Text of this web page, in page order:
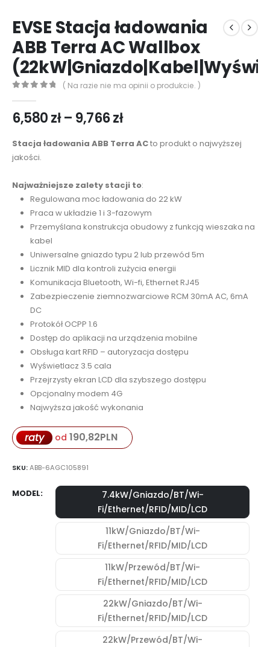
EVSE Stacja ładowania
ABB Terra AC Wallbox
( Na razie nie ma opinii o produkcie. )
6,580zł – 9,766złZakres
od
9,766 zł
Stacja ładowania ABB Terra ACto produkt o najwyższej
jakości.
Najważniejsze zalety stacji to:
Regulowana moc ładowania do 22 kW
Praca w układzie 1 i 3-fazowym
Przemyślana konstrukcja obudowy z funkcją wieszaka na
kabel
Uniwersalne gniazdo typu 2 lub przewód 5m
Licznik MID dla kontroli zużycia energii
Komunikacja Bluetooth, Wi-fi, Ethernet RJ45
Zabezpieczenie ziemnozwarciowe RCM 30mA AC, 6mA
DC
Protokół OCPP 1.6
Dostęp do aplikacji na urządzenia mobilne
Obsługa kart RFID – autoryzacja dostępu
Wyświetlacz 3.5 cala
Przejrzysty ekran LCD dla szybszego dostępu
Opcjonalny modem 4G
Najwyższa jakość wykonania
raty od 190,82PLN
SKU:ABB-6AGC105891
MODEL
7.4kW/Gniazdo/BT/Wi-
Fi/Ethernet/RFID/MID/LCD
11kW/Gniazdo/BT/Wi-
Fi/Ethernet/RFID/MID/LCD
11kW/Przewód/BT/Wi-
Fi/Ethernet/RFID/MID/LCD
22kW/Gniazdo/BT/Wi-
Fi/Ethernet/RFID/MID/LCD
22kW/Przewód/BT/Wi-